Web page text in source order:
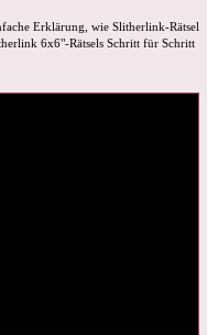
Erklärung, wie Slitherlink-Rätsel
6x6"-Rätsels Schritt für Schritt